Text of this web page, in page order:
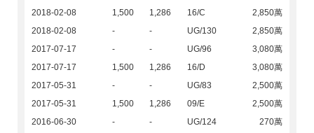
2018-02-08
1,500 1,286 16/C
2,850萬
2018-02-08
- - UG/130
2,850萬
2017-07-17
- - UG/96
3,080萬
2017-07-17
1,500 1,286 16/D
3,080萬
2017-05-31
- - UG/83
2,500萬
2017-05-31
1,500 1,286 09/E
2,500萬
2016-06-30
- - UG/124
270萬